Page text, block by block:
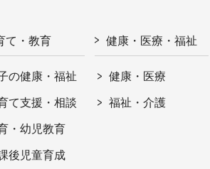
て・教育
の健康・福祉
て支援・相談
・幼児教育
後児童育成
健康・医療・福祉
健康・医療
福祉・介護